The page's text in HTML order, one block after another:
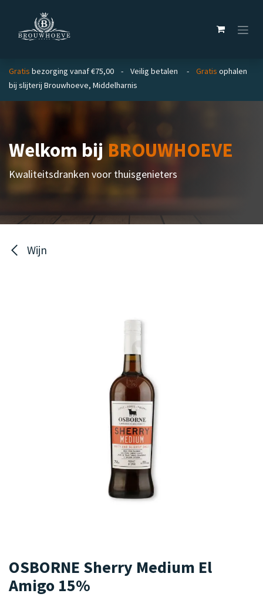
Gratis bezorging vanaf €75,00 - Veilig betalen - Gratis ophalen
bij slijterij Brouwhoeve, Middelharnis
Welkom bijBROUWHOEVE
Kwaliteitsdranken voor thuisgenieters
Wijn
OSBORNE Sherry Medium El
Amigo 15%